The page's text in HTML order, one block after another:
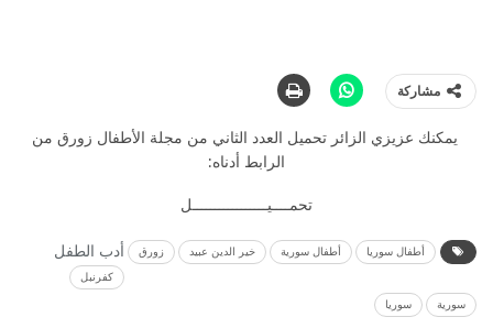
مشاركة
يمكنك عزيزي الزائر تحميل العدد الثاني من مجلة الأطفال زورق من
الرابط أدناه:
تحمــــيـــــــــــــــــل
أدب الطفل أطفال سوريا أطفال سورية خير الدين عبيد زورق
سوريا سورية
كفرنبل